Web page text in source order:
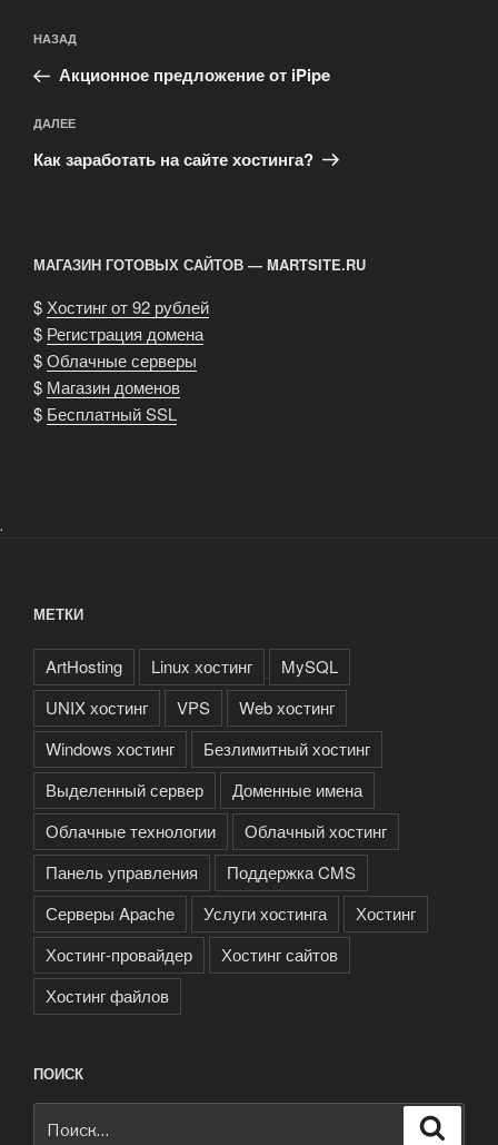
по
записям
Предыдущая
запись:
НАЗАД
Акционное предложение от iPipe
Следующая
запись
ДАЛЕЕ
Как заработать на сайте хостинга?
МАГАЗИН ГОТОВЫХ САЙТОВ — MARTSITE.RU
$Хостинг от 92 рублей
$ Регистрация домена
$Облачные серверы
$ Магазин доменов
$ Бесплатный SSL
.
МЕТКИ
ArtHosting Linux хостинг
MySQL
UNIX хостинг
VPS
Web хостинг
Windows хостинг
Безлимитный хостинг
Выделенный сервер
Доменные имена
Облачные технологии
Облачный хостинг
Панель управления
Поддержка CMS
Серверы Apache
Услуги хостинга
Хостинг
Хостинг-провайдер
Хостинг сайтов
Хостинг файлов
ПОИСК